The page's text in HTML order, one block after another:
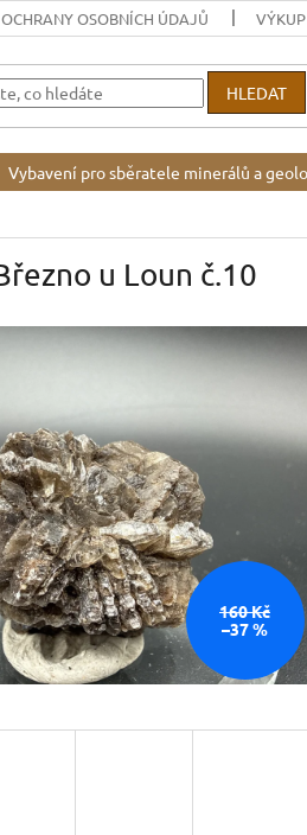
OSOBNÍCH ÚDAJŮ VÝKUP
HLEDAT
Vybavení pro sběratele minerálů a
u Loun č.10
160 Kč
–37 %